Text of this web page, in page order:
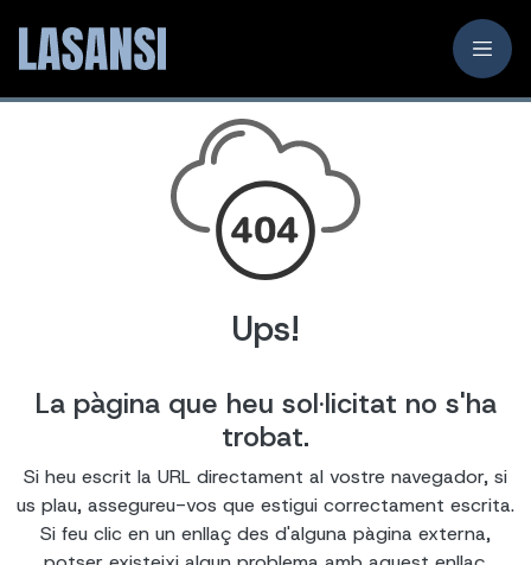
Ups!
La pàgina que heu sol·licitat no s'ha
trobat.
Si heu escrit la URL directament al vostre navegador, si
us plau, assegureu-vos que estigui correctament escrita.
Si feu clic en un enllaç des d'alguna pàgina externa,